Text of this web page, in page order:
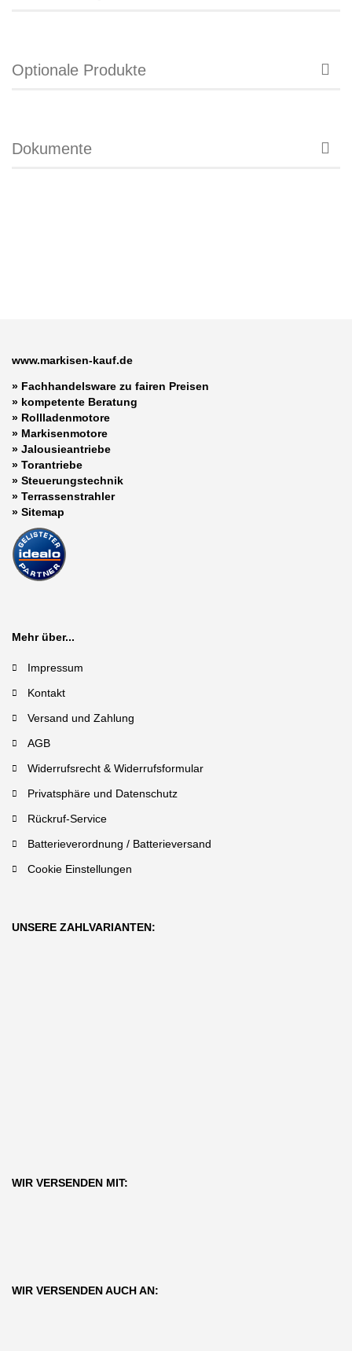
Optionale Produkte
Dokumente
www.markisen-kauf.de
» Fachhandelsware zu fairen Preisen
» kompetente Beratung
» Rollladenmotore
» Markisenmotore
» Jalousieantriebe
» Torantriebe
» Steuerungstechnik
» Terrassenstrahler
» Sitemap
Mehr über...
Impressum
Kontakt
Versand und Zahlung
AGB
Widerrufsrecht & Widerrufsformular
Privatsphäre und Datenschutz
Rückruf-Service
Batterieverordnung / Batterieversand
Cookie Einstellungen
UNSERE ZAHLVARIANTEN:
WIR VERSENDEN MIT:
WIR VERSENDEN AUCH AN: